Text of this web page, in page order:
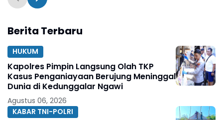
Berita Terbaru
HUKUM
Kapolres Pimpin Langsung Olah TKP
Kasus Penganiayaan Berujung Meninggal
Dunia di Kedunggalar Ngawi
Agustus 06, 2026
KABAR TNI-POLRI